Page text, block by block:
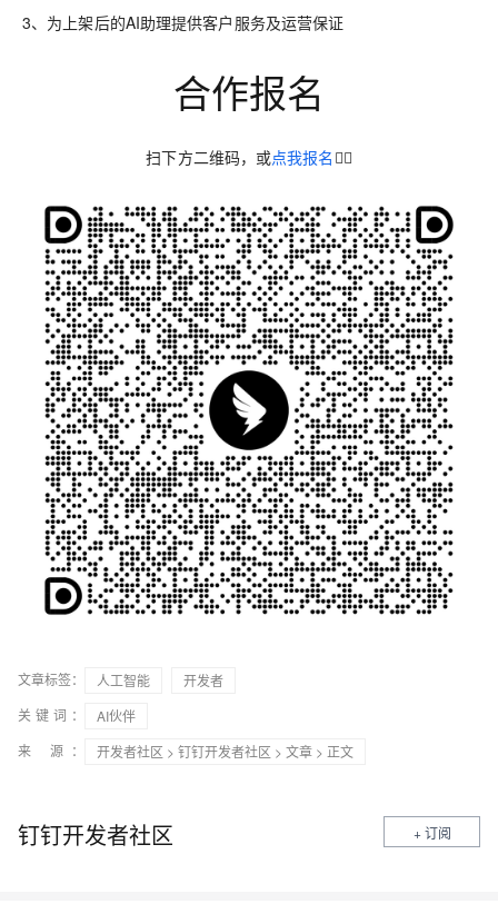
3、为上架后的AI助理提供客户服务及运营保证
合作报名
扫下方二维码，或点我报名 👈🏻
文章标签： 人工智能
开发者
关键词：
AI伙伴
来 源：
开发者社区 > 钉钉开发者社区 > 文章 > 正文
钉钉开发者社区 + 订阅